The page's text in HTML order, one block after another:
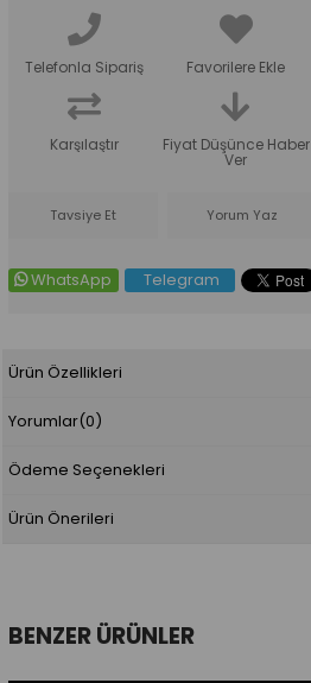
Telefonla Sipariş Favorilere Ekle
Karşılaştır Fiyat Düşünce Haber
Ver
Tavsiye Et Yorum Yaz
WhatsApp Telegram
Ürün Özellikleri
Yorumlar(0)
Ödeme Seçenekleri
Ürün Önerileri
BENZER ÜRÜNLER